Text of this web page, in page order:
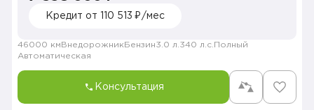
Кредит от 110 513 ₽/мес
46000 км Внедорожник Бензин3.0 л. 340 л.с. Полный
Автоматическая
Консультация